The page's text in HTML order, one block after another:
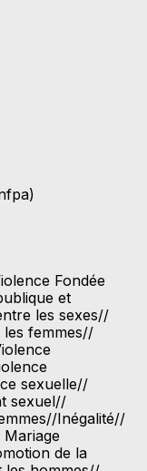
Fondée
et
les sexes//
les femmes//
sexuelle//
sexuel//
Inégalité//
de la